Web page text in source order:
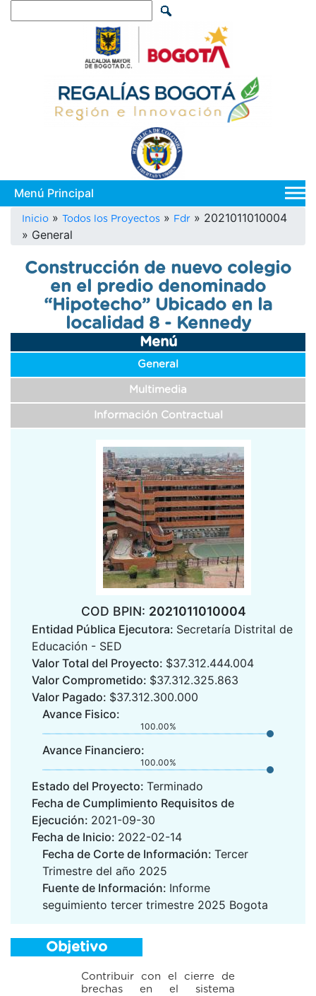
Main
Sobrescribir
enlaces
ayuda
navegación
Inicio Todos los Proyectos Fdr
2021011010004
General
Construcción de nuevo colegio
en el predio denominado
“Hipotecho” Ubicado en la
localidad 8 - Kennedy
Menú
General
Multimedia
Información Contractual
COD BPIN: 2021011010004
Entidad Pública Ejecutora: Secretaría Distrital de
Educación - SED
Valor Total del Proyecto: $37.312.444.004
Valor Comprometido: $37.312.325.863
Valor Pagado: $37.312.300.000
Avance Fisico:
100.00%
Avance Financiero:
100.00%
Estado del Proyecto: Terminado
Fecha de Cumplimiento Requisitos de
Ejecución: 2021-09-30
Fecha de Inicio: 2022-02-14
Fecha de Corte de Información: Tercer
Trimestre del año 2025
Fuente de Información: Informe
seguimiento tercer trimestre 2025 Bogota
Objetivo
Contribuir con el cierre de
brechas en el sistema